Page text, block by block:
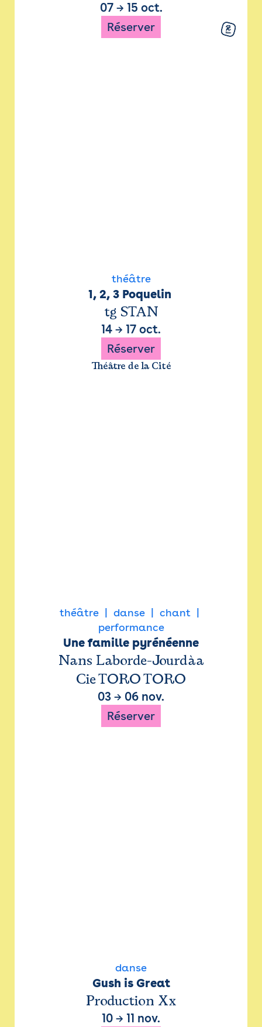
07→ 15 oct.
Réserver
théâtre
1, 2, 3 Poquelin
tg STAN
14 → 17 oct.
Réserver
Théâtre de la Cité
théâtre danse
chant
performance
Une famille pyrénéenne
Nans Laborde-Jourdàa
Cie TORO TORO
03 → 06 nov.
Réserver
danse
Gush is Great
Production Xx
10 → 11 nov.